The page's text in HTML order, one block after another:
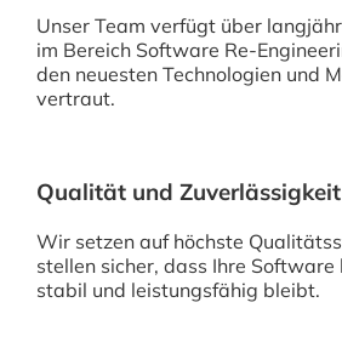
Unser Team verfügt über
im Bereich Software Re-
den neuesten Technologien und
vertraut.
Qualität und Zuverlässigkeit
Wir setzen auf höchste
stellen sicher, dass Ihre
stabil und leistungsfähig bleibt.